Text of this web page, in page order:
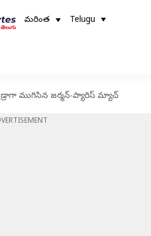
మరింత Telugu
డ్రాగా ముగిసిన జర్మన్-ప్యారిస్ మ్యాచ్